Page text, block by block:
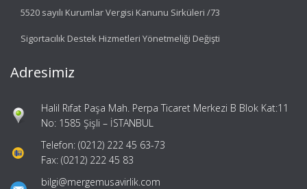
5520 sayılı Kurumlar Vergisi Kanunu Sirküleri /73
Sigortacılık Destek Hizmetleri Yönetmeliği Değişti
Adresimiz
Halil Rıfat Paşa Mah. Perpa Ticaret Merkezi B Blok Kat:11
No: 1585 Şişli – İSTANBUL
Telefon: (0212) 222 45 63-73
Fax: (0212) 222 45 83
bilgi@mergemusavirlik.com